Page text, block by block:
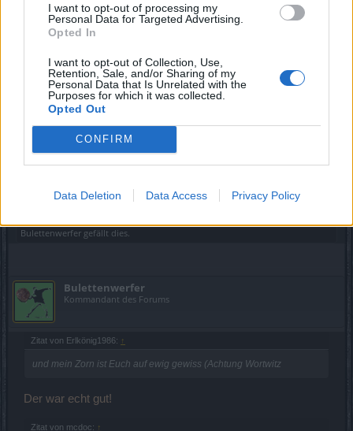
I want to opt-out of processing my
Personal Data for Targeted Advertising.
Opted In
I want to opt-out of Collection, Use,
Retention, Sale, and/or Sharing of my
Personal Data that Is Unrelated with the
Purposes for which it was collected.
Opted Out
CONFIRM
Data Deletion Data Access Privacy Policy
Zitat von jochi386:
Offensichtlich kann man Zocker durch Frustrieren zum
Geldausgeben animieren.
Mag ja bei einem bestimmten Klientel (noch) zu
Aber ich denke,der Frustfaktor wird sich auch bei den
Echtgeld-Nutzern auf Dauer durchsetzen!
Nur leider sehe auch ich hier kein Entgegensteuern seitens
Bulettenwerfer gefällt dies.
Bulettenwerfer
Kommandant des Forums
Zitat von Erlkönig1986: ↑
und mein Zorn ist Euch auf ewig gewiss (Achtung Wortwitz
Der war echt gut!
Zitat von mcdoc: ↑